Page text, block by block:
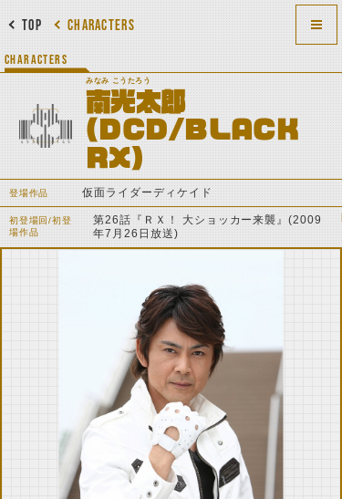
CHARACTERS
TOP
CHARACTERS
みなみ こうたろう
南光太郎
(DCD/BLACK
RX)
登場作品 仮面ライダーディケイド
初登場回/初登
場作品
第26話『ＲＸ！ 大ショッカー来襲』(2009
年7月26日放送)